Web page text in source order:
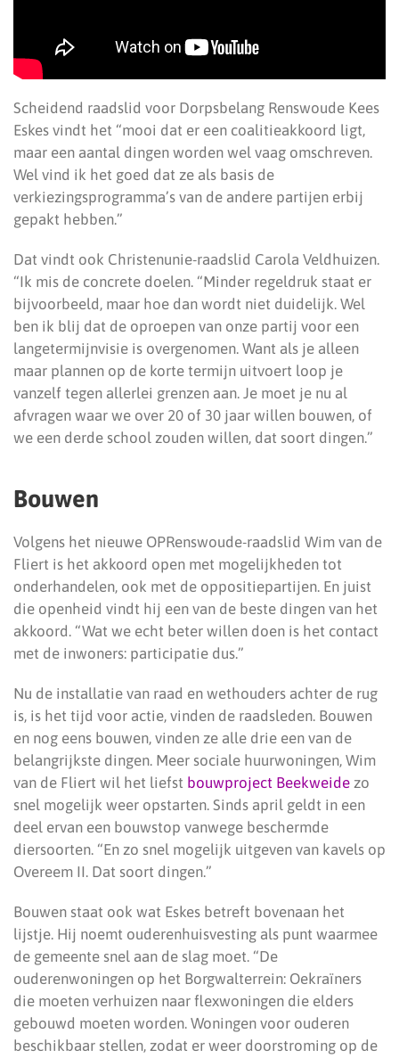
Scheidend raadslid voor Dorpsbelang Renswoude Kees
Eskes vindt het “mooi dat er een coalitieakkoord ligt,
maar een aantal dingen worden wel vaag omschreven.
Wel vind ik het goed dat ze als basis de
verkiezingsprogramma’s van de andere partijen erbij
gepakt hebben.”
Dat vindt ook Christenunie-raadslid Carola Veldhuizen.
“Ik mis de concrete doelen. “Minder regeldruk staat er
bijvoorbeeld, maar hoe dan wordt niet duidelijk. Wel
ben ik blij dat de oproepen van onze partij voor een
langetermijnvisie is overgenomen. Want als je alleen
maar plannen op de korte termijn uitvoert loop je
vanzelf tegen allerlei grenzen aan. Je moet je nu al
afvragen waar we over 20 of 30 jaar willen bouwen, of
we een derde school zouden willen, dat soort dingen.”
Bouwen
Volgens het nieuwe OPRenswoude-raadslid Wim van de
Fliert is het akkoord open met mogelijkheden tot
onderhandelen, ook met de oppositiepartijen. En juist
die openheid vindt hij een van de beste dingen van het
akkoord. “Wat we echt beter willen doen is het contact
met de inwoners: participatie dus.”
Nu de installatie van raad en wethouders achter de rug
is, is het tijd voor actie, vinden de raadsleden. Bouwen
en nog eens bouwen, vinden ze alle drie een van de
belangrijkste dingen. Meer sociale huurwoningen, Wim
van de Fliert wil het liefst bouwproject Beekweide zo
snel mogelijk weer opstarten. Sinds april geldt in een
deel ervan een bouwstop vanwege beschermde
diersoorten. “En zo snel mogelijk uitgeven van kavels op
Overeem II. Dat soort dingen.”
Bouwen staat ook wat Eskes betreft bovenaan het
lijstje. Hij noemt ouderenhuisvesting als punt waarmee
de gemeente snel aan de slag moet. “De
ouderenwoningen op het Borgwalterrein: Oekraïners
die moeten verhuizen naar flexwoningen die elders
gebouwd moeten worden. Woningen voor ouderen
beschikbaar stellen, zodat er weer doorstroming op de